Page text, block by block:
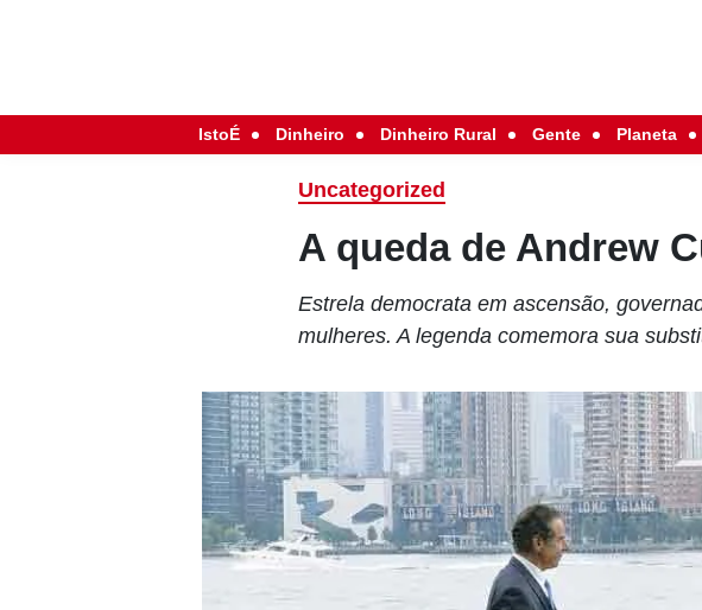
IstoÉ Dinheiro Dinheiro Rural Gente Planeta
Uncategorized
A queda de Andrew
Estrela democrata em ascensão,
mulheres. A legenda comemora sua